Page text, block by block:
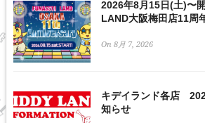
2026年8月15日(土)〜
LAND大阪梅田店11周
On 8月 7, 2026
キデイランド各店
知らせ